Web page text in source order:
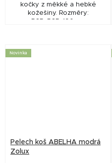
kočky z měkké a hebké
kožešiny. Rozměry:
565x565x190mm
Novinka
Pelech koš ABELHA modrá
Zolux